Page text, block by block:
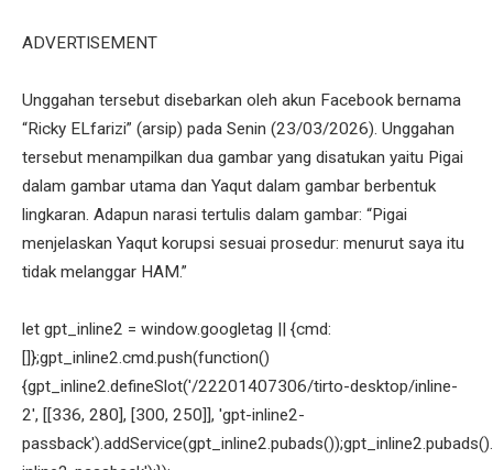
ADVERTISEMENT
Unggahan tersebut disebarkan oleh akun Facebook bernama
“Ricky ELfarizi” (arsip) pada Senin (23/03/2026). Unggahan
tersebut menampilkan dua gambar yang disatukan yaitu Pigai
dalam gambar utama dan Yaqut dalam gambar berbentuk
lingkaran. Adapun narasi tertulis dalam gambar: “Pigai
menjelaskan Yaqut korupsi sesuai prosedur: menurut saya itu
tidak melanggar HAM.”
let gpt_inline2 = window.googletag || {cmd:
[]};gpt_inline2.cmd.push(function()
{gpt_inline2.defineSlot('/22201407306/tirto-desktop/inline-
2', [[336, 280], [300, 250]], 'gpt-inline2-